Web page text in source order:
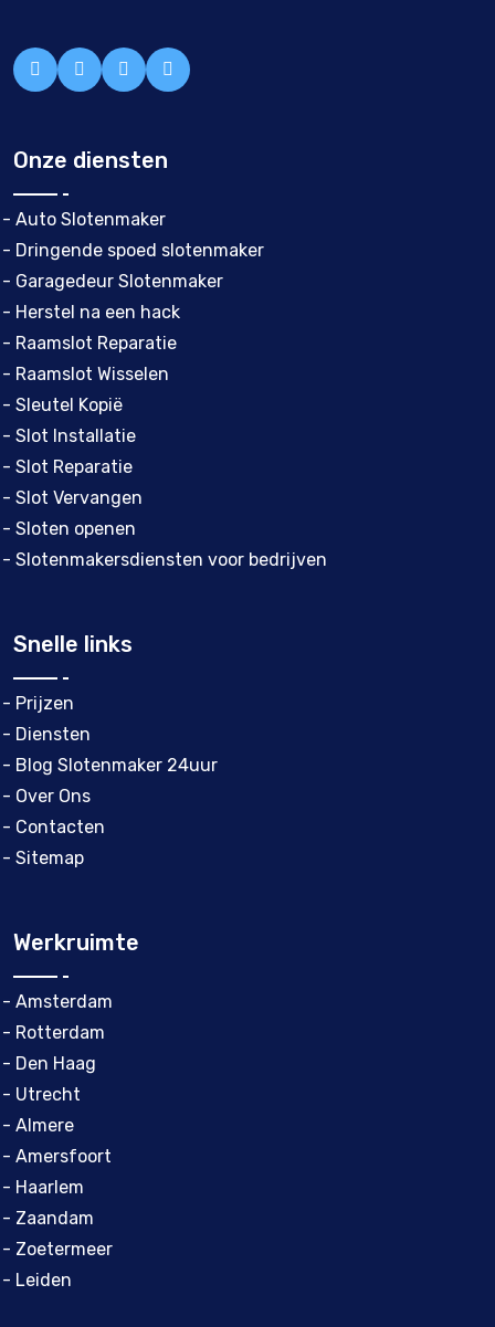
Onze diensten
- Auto Slotenmaker
- Dringende spoed slotenmaker
- Garagedeur Slotenmaker
- Herstel na een hack
- Raamslot Reparatie
- Raamslot Wisselen
- Sleutel Kopië
- Slot Installatie
- Slot Reparatie
- Slot Vervangen
- Sloten openen
- Slotenmakersdiensten voor bedrijven
Snelle links
- Prijzen
- Diensten
- Blog Slotenmaker 24uur
- Over Ons
- Contacten
- Sitemap
Werkruimte
- Amsterdam
- Rotterdam
- Den Haag
- Utrecht
- Almere
- Amersfoort
- Haarlem
- Zaandam
- Zoetermeer
- Leiden